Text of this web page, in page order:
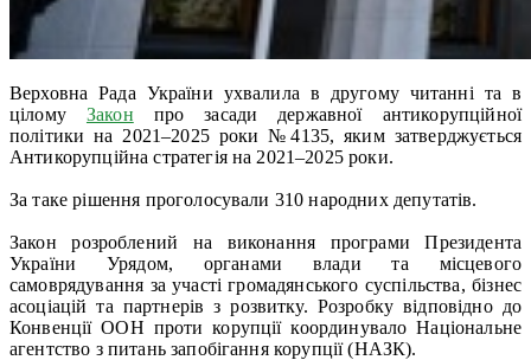
Верховна Рада України ухвалила в другому читанні та в
цілому Закон про засади державної антикорупційної
політики на 2021–2025 роки №4135, яким затверджується
Антикорупційна стратегія на 2021–2025 роки.
За таке рішення проголосували 310 народних депутатів.
Закон розроблений на виконання програми Президента
України Урядом, органами влади та місцевого
самоврядування за участі громадянського суспільства, бізнес
асоціацій та партнерів з розвитку. Розробку відповідно до
Конвенції ООН проти корупції координувало Національне
агентство з питань запобігання корупції (НАЗК).